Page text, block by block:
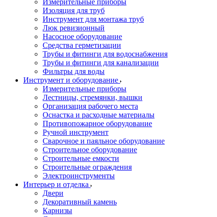
Измерительные приборы
Изоляция для труб
Инструмент для монтажа труб
Люк ревизионный
Насосное оборудование
Средства герметизации
Трубы и фитинги для водоснабжения
Трубы и фитинги для канализации
Фильтры для воды
Инструмент и оборудование
Измерительные приборы
Лестницы, стремянки, вышки
Организация рабочего места
Оснастка и расходные материалы
Противопожарное оборудование
Ручной инструмент
Сварочное и паяльное оборудование
Строительное оборудование
Строительные емкости
Строительные ограждения
Электроинструменты
Интерьер и отделка
Двери
Декоративный камень
Карнизы